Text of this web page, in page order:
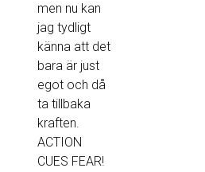
men nu kan
jag tydligt
känna att det
bara är just
egot och då
ta tillbaka
kraften.
ACTION
CUES FEAR!